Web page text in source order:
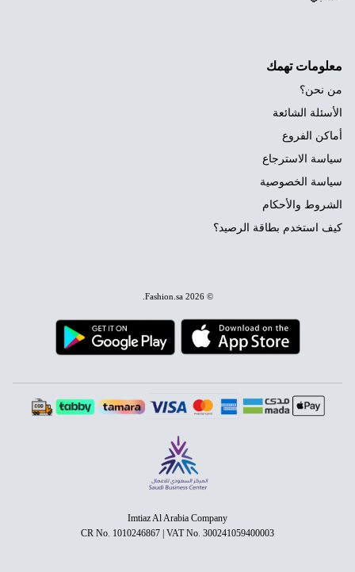
معلومات تهمك
من نحن؟
الأسئلة الشائعة
أماكن الفروع
سياسة الاسترجاع
سياسة الخصوصية
الشروط والأحكام
كيف استخدم بطاقة الرصيد؟
© 2026
Fashion.sa
Imtiaz Al Arabia Company
CR No. 1010246867 | VAT No. 300241059400003